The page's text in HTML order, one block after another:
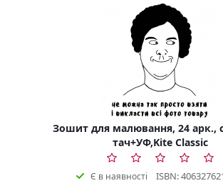
Зошит для малювання, 24 арк.,
тач+УФ,Kite Classic
Є в наявності ISBN: